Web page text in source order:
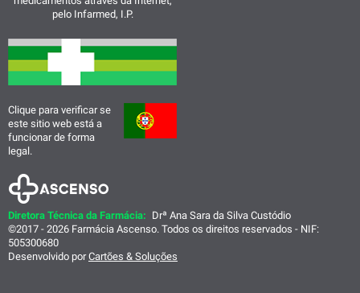
pelo Infarmed, I.P.
Clique para verificar se
este sitio web está a
funcionar de forma
legal.
Diretora Técnica da Farmácia: Drª Ana Sara da Silva Custódio
©2017 - 2026 Farmácia Ascenso. Todos os direitos reservados - NIF:
505300680
Desenvolvido porCartões & Soluções